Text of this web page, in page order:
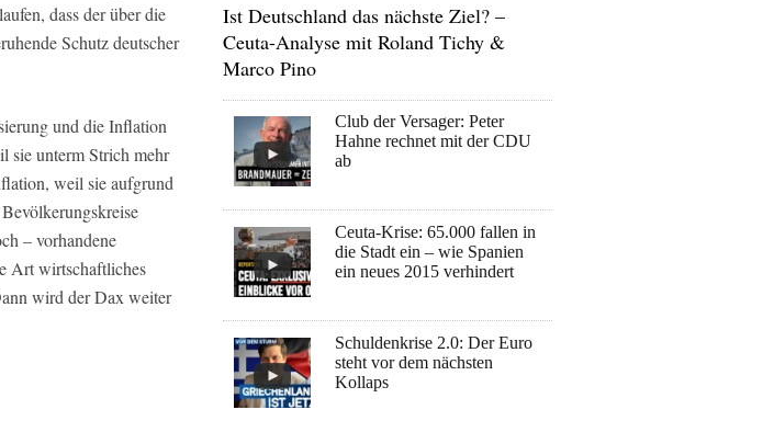
dass der über die
Schutz deutscher
und die Inflation
sie unterm Strich mehr
weil sie aufgrund
– vorhandene
Art wirtschaftliches
wird der Dax weiter
Ist Deutschland das nächste Ziel? –
Ceuta-Analyse mit Roland Tichy &
Marco Pino
Club der Versager: Peter
Hahne rechnet mit der CDU
ab
Ceuta-Krise: 65.000 fallen in
die Stadt ein – wie Spanien
ein neues 2015 verhindert
Schuldenkrise 2.0: Der Euro
steht vor dem nächsten
Kollaps